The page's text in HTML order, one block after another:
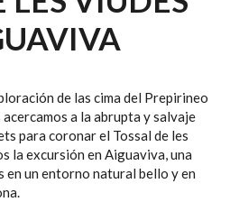
de las cima del Prepirineo
a la abrupta y salvaje
para coronar el Tossal de les
la excursión en Aiguaviva, una
en un entorno natural bello y en